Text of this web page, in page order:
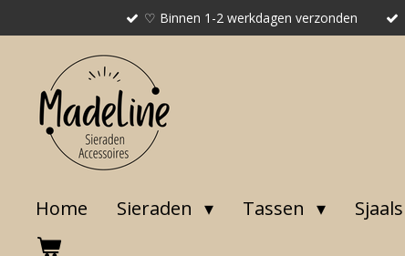
hoofdinhoud
♡ Binnen 1-2 werkdagen verzonden
Home Sieraden Tassen Sjaals